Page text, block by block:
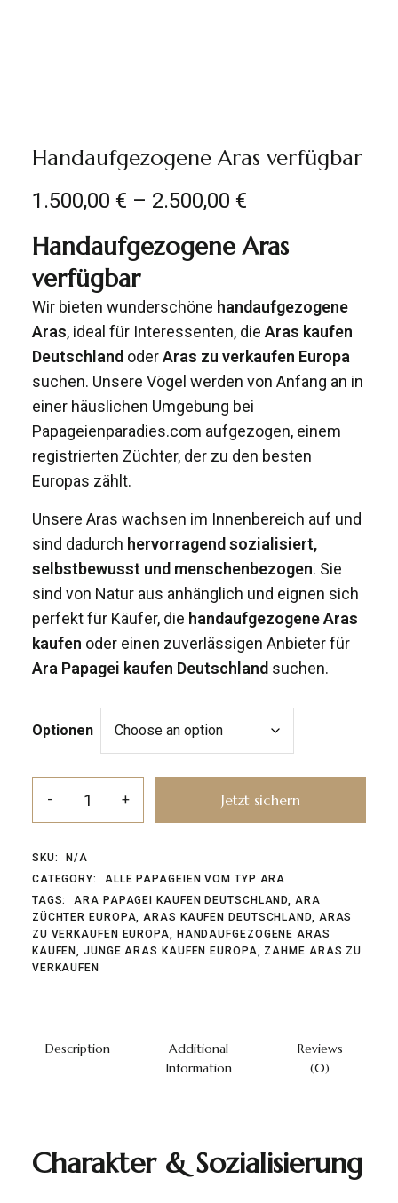
Handaufgezogene Aras verfügbar
1.500,00 € – 2.500,00 €
Handaufgezogene Aras
verfügbar
Wir bieten wunderschöne handaufgezogene
Aras, ideal für Interessenten, die Aras kaufen
Deutschland oderAras zu verkaufen Europa
suchen. Unsere Vögel werden von Anfang an in
einer häuslichen Umgebung bei
Papageienparadies.com aufgezogen, einem
registrierten Züchter, der zu den besten
Europas zählt.
Unsere Aras wachsen im Innenbereich auf und
sind dadurch hervorragend sozialisiert,
selbstbewusst und menschenbezogen. Sie
sind von Natur aus anhänglich und eignen sich
perfekt für Käufer, die handaufgezogene Aras
kaufen oder einen zuverlässigen Anbieter für
Ara Papagei kaufen Deutschland suchen.
Optionen
Jetzt sichern
SKU:
N/A
CATEGORY:
ALLE PAPAGEIEN VOM TYP ARA
TAGS:
ARA PAPAGEI KAUFEN DEUTSCHLAND,ARA
ZÜCHTER EUROPA,ARAS KAUFEN DEUTSCHLAND, ARAS
ZU VERKAUFEN EUROPA, HANDAUFGEZOGENE ARAS
KAUFEN,JUNGE ARAS KAUFEN EUROPA, ZAHME ARAS ZU
VERKAUFEN
Description
Additional
Information
Reviews
(0)
Charakter & Sozialisierung